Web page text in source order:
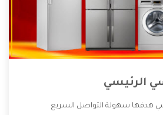
الرئيسي
هدفها سهولة التواصل السريع